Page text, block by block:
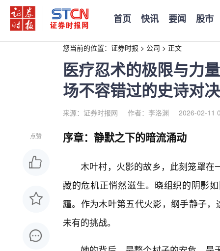
首页 快讯 要闻 股市
您当前的位置： 证券时报 > 公司 > 正文
医疗忍术的极限与力
场不容错过的史诗对
来源：证券时报网 作者：李洛渊 2026-02-11
点赞 序章：静默之下的暗流涌动
木叶村，火影的故乡，此刻笼罩在
藏的危机正悄然滋生。晓组织的阴影
霾。作为木叶第五代火影，纲手静子
未有的挑战。